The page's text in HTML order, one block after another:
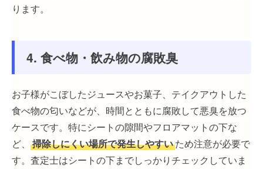
ります。
4. 食べ物・飲み物の腐敗臭
お子様がこぼしたジュースやお菓子、テイクアウトした
食べ物の匂いなどが、時間とともに腐敗して悪臭を放つ
ケースです。特にシートの隙間やフロアマットの下な
ど、
掃除しにくい場所で発生しやすいため注意が必要で
す。査定士はシートの下までしっかりチェックしていま